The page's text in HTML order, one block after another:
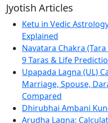
Jyotish Articles
Ketu in Vedic
Explained
Navatara Chakra
9 Taras & Life
Upapada Lagna (UL)
Marriage, Spouse,
Compared
Dhirubhai Ambani
Arudha Lagna: